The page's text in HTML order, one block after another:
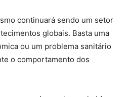
continuará sendo um setor
globais. Basta uma
ou um problema sanitário
o comportamento dos